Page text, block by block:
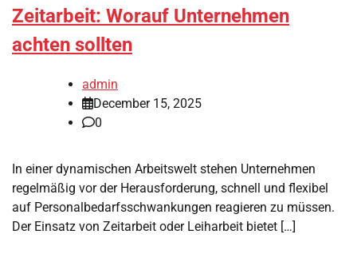
Zeitarbeit: Worauf Unternehmen
achten sollten
admin
December 15, 2025
0
In einer dynamischen Arbeitswelt stehen Unternehmen
regelmäßig vor der Herausforderung, schnell und flexibel
auf Personalbedarfsschwankungen reagieren zu müssen.
Der Einsatz von Zeitarbeit oder Leiharbeit bietet […]